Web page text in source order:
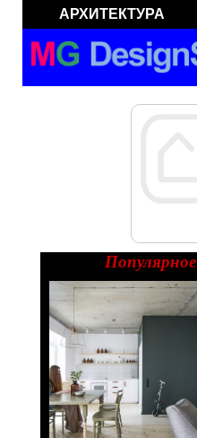
АРХИТЕКТУРА
Популярное